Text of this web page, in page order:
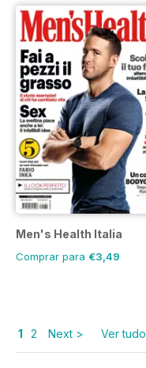
Men's Health Italia
Comprar para €3,49
1 2 Next > Ver tudo